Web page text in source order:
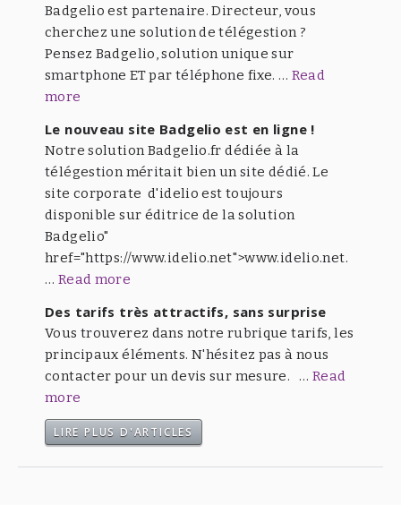
Badgelio est partenaire. Directeur, vous
cherchez une solution de télégestion ?
Pensez Badgelio, solution unique sur
smartphone ET par téléphone fixe. … Read
more
Le nouveau site Badgelio est en ligne !
Notre solution Badgelio.fr dédiée à la
télégestion méritait bien un site dédié. Le
site corporate d'idelio est toujours
disponible sur éditrice de la solution
Badgelio"
href="https://www.idelio.net">www.idelio.net.
… Read more
Des tarifs très attractifs, sans surprise
Vous trouverez dans notre rubrique tarifs, les
principaux éléments. N'hésitez pas à nous
contacter pour un devis sur mesure. … Read
more
LIRE PLUS D'ARTICLES